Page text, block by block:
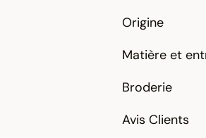
Origine
Matière et
Broderie
Avis Clients